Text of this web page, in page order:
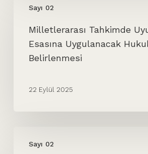
Sayı 02
Tahkimde
Uyuşmazlığın
Esasına
Uygulanacak
Milletlerarası Tahkimde
Esasına Uygulanacak
Belirlenmesi
22 Eylül 2025
Sayı 02
İştiraklerinin